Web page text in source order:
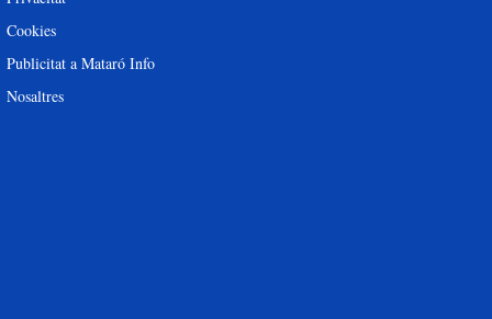
Cookies
Publicitat a Mataró Info
Nosaltres